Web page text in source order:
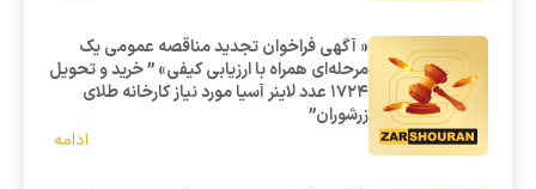
« آگهی فراخوان تجدید مناقصه عمومی یک
مرحله‌ای همراه با ارزیابی کیفی» ” خرید و تحویل
1724 عدد لاینر آسیا مورد نیاز کارخانه طلای
زرشوران”
ادامه